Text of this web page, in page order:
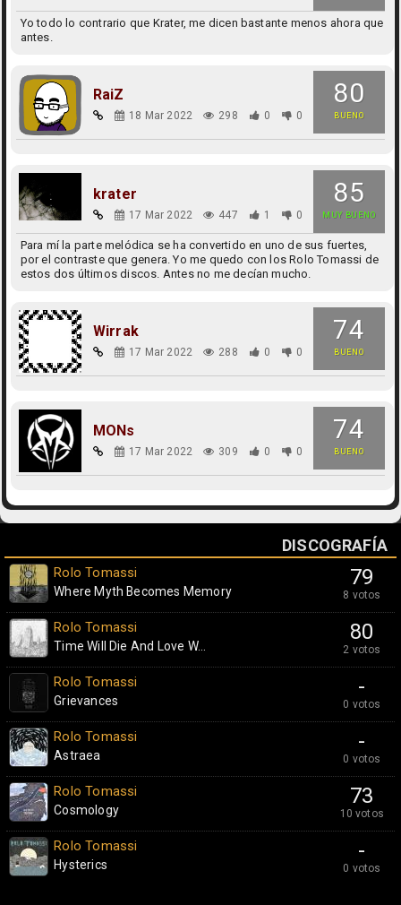
Yo todo lo contrario que Krater, me dicen bastante menos ahora que
antes.
80
BUENO
RaiZ
18 Mar 2022 298 0 0
85
MUY BUENO
krater
17 Mar 2022 447 1 0
Para mí la parte melódica se ha convertido en uno de sus fuertes,
por el contraste que genera. Yo me quedo con los Rolo Tomassi de
estos dos últimos discos. Antes no me decían mucho.
74
BUENO
Wirrak
17 Mar 2022 288 0 0
74
BUENO
MONs
17 Mar 2022 309 0 0
DISCOGRAFÍA
79
8 votos
Rolo Tomassi
Where Myth Becomes Memory
80
2 votos
Rolo Tomassi
Time Will Die And Love W...
-
0 votos
Rolo Tomassi
Grievances
-
0 votos
Rolo Tomassi
Astraea
73
10 votos
Rolo Tomassi
Cosmology
-
0 votos
Rolo Tomassi
Hysterics